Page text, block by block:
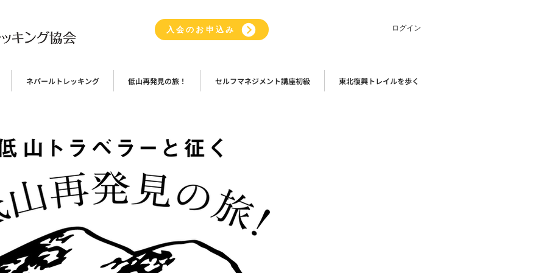
入会のお申込み ログイン
ネパールトレッキング 低山再発見の旅！ セルフマネジメント講座初級 東北復興トレイルを歩く